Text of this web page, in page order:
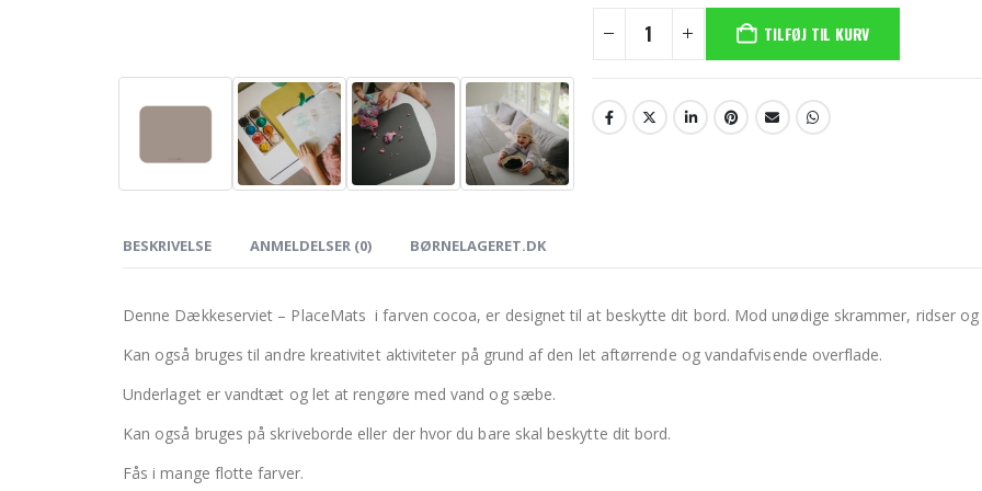
TILFØJ TIL KURV
BESKRIVELSE ANMELDELSER (0) BØRNELAGERET.DK
Denne Dækkeserviet – PlaceMats i farven cocoa, er designet til at beskytte dit bord. Mod unødige skrammer, ridser
Kan også bruges til andre kreativitet aktiviteter på grund af den let aftørrende og vandafvisende overflade.
Underlaget er vandtæt og let at rengøre med vand og sæbe.
Kan også bruges på skriveborde eller der hvor du bare skal beskytte dit bord.
Fås i mange flotte farver.